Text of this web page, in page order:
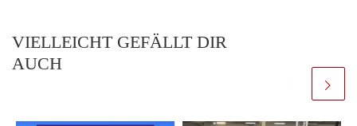
VIELLEICHT GEFÄLLT DIR
AUCH